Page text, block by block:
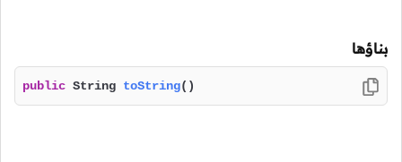
بناؤها
public String toString()